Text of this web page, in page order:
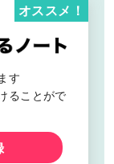
す
ることがで
オススメ！